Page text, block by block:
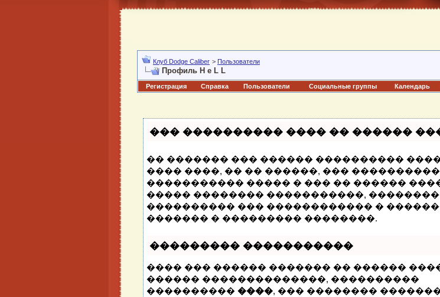
Клуб Dodge Caliber > Пользователи
Профиль H e L L
Регистрация Справка Пользователи Социальные группы Календарь
��� ���������� ���� �� ������
�� ������� ��� ������ ����������
���� ����, �� �� ������, ���
����������� ����� � ��� �� ������
����� �������� �����������,
���������� ��� ������������ �
������� � ��������� ��������.
��������� �����������
���� ��� ������ ������� �� ������
������ ��������������, ����������
���������� ����, ��� ��������